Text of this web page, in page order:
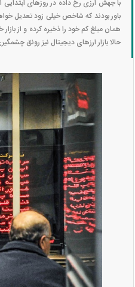
با جهش ارزی رخ داده در روز‌های ابتدایی
باور بودند که شاخص خیلی زود تعدیل
همان مبلغ کم خود را ذخیره کرده و از
حالا بازار ارز‌های دیجیتال نیز رونق
کارنامه مردود محسن پاک‌ نژاد؛ از افت شدید
درآمد ارزی تا بازی با عزل و نصب‌ها
هجوم خودروسازان چینی به اروپا؛ آیا
کارخانه‌های بحران‌زده نجات پیدا می‌کنند؟